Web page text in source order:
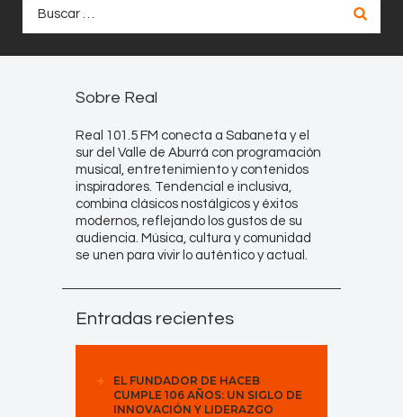
Sobre Real
Real 101.5 FM conecta a Sabaneta y el
sur del Valle de Aburrá con programación
musical, entretenimiento y contenidos
inspiradores. Tendencial e inclusiva,
combina clásicos nostálgicos y éxitos
modernos, reflejando los gustos de su
audiencia. Música, cultura y comunidad
se unen para vivir lo auténtico y actual.
Entradas recientes
EL FUNDADOR DE HACEB
CUMPLE 106 AÑOS: UN SIGLO DE
INNOVACIÓN Y LIDERAZGO